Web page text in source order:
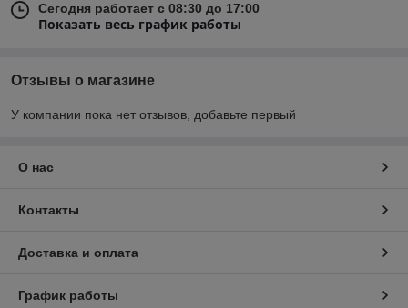
Сегодня работает с 08:30 до 17:00
Показать весь график работы
Отзывы о магазине
У компании пока нет отзывов, добавьте первый
О нас
Контакты
Доставка и оплата
График работы